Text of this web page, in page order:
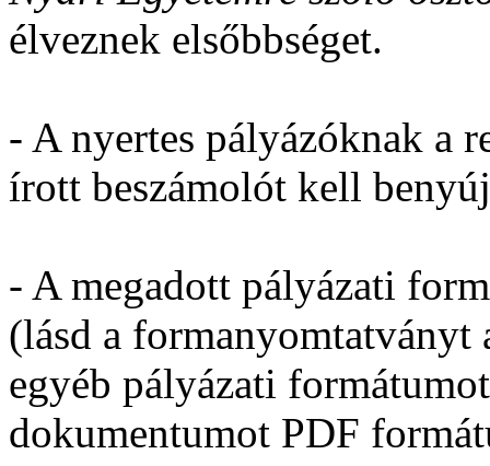
élveznek elsőbbséget.
- A nyertes pályázóknak a
írott beszámolót kell
- A megadott pályázati
(lásd a
egyéb pályázati
dokumentumot PDF